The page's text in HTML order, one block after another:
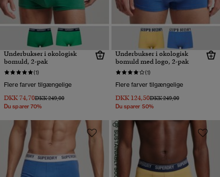
Underbukser i økologisk
bomuld, 2-pak
(1)
Flere farver tilgængelige
DKK 74,70Pris nedsat fra
DKK 249,00til
Du sparer 70%
Underbukser i økologisk
bomuld med logo, 2-pak
(1)
Flere farver tilgængelige
DKK 124,50Pris nedsat fra
DKK 249,00til
Du sparer 50%